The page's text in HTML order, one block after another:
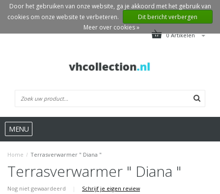
0 Artikelen
MENU
Home / Terrasverwarmer " Diana "
Terrasverwarmer " Diana "
Nog niet gewaardeerd | Schrijf je eigen review
Door het gebruiken van onze website, ga je akkoord met het gebruik van
cookies om onze website te verbeteren.
Dit bericht verbergen
Meer over cookies »